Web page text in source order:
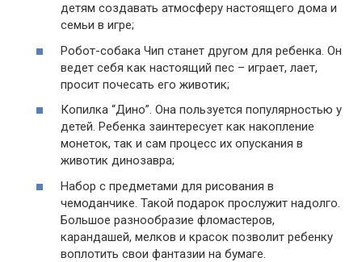
детям создавать атмосферу настоящего дома и
семьи в игре;
Робот-собака Чип станет другом для ребенка. Он
ведет себя как настоящий пес – играет, лает,
просит почесать его животик;
Копилка “Дино”. Она пользуется популярностью у
детей. Ребенка заинтересует как накопление
монеток, так и сам процесс их опускания в
животик динозавра;
Набор с предметами для рисования в
чемоданчике. Такой подарок прослужит надолго.
Большое разнообразие фломастеров,
карандашей, мелков и красок позволит ребенку
воплотить свои фантазии на бумаге.